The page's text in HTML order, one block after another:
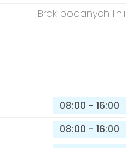
Brak podanych linii
08:00 - 16:00
08:00 - 16:00